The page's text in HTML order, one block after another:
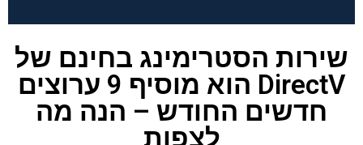
שירות הסטרימינג בחינם של
DirectV הוא מוסיף 9 ערוצים
חדשים החודש – הנה מה
לצפות